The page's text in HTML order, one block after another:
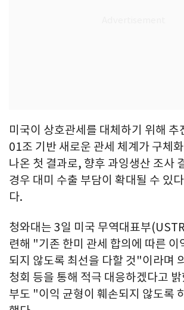
미국이 상호관세를 대체하기 위해 추
01조 기반 새로운 관세 체계가 구체
나온 첫 결과로, 향후 과잉생산 조사
경우 대미 수출 부담이 확대될 수 있
다.
청와대는 3일 미국 무역대표부
련해 "기존 한미 관세 합의에 따른 이
되지 않도록 최선을 다할 것"이라며
청회 등을 통해 적극 대응하겠다고
부도 "이익 균형이 훼손되지 않도록